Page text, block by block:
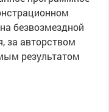
безвозмездной
за авторством
результатом